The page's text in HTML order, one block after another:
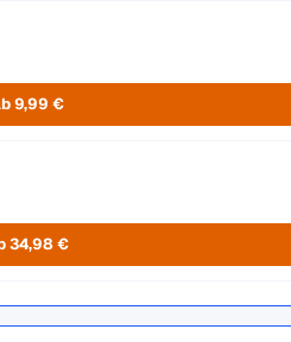
9,99 €
34,98 €